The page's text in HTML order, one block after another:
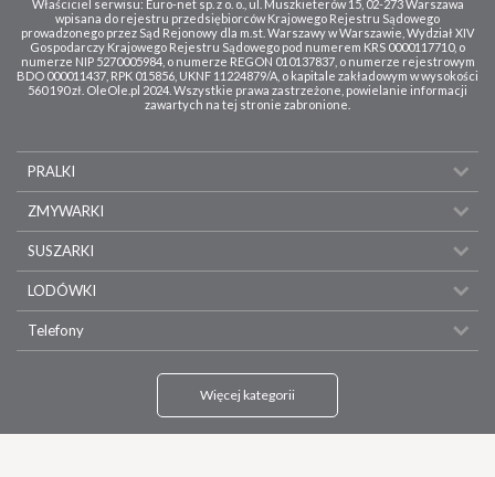
Właściciel serwisu: Euro-net sp. z o. o., ul. Muszkieterów 15, 02-273 Warszawa
wpisana do rejestru przedsiębiorców Krajowego Rejestru Sądowego
prowadzonego przez Sąd Rejonowy dla m.st. Warszawy w Warszawie, Wydział XIV
Gospodarczy Krajowego Rejestru Sądowego pod numerem KRS 0000117710, o
numerze NIP 5270005984, o numerze REGON 010137837, o numerze rejestrowym
BDO 000011437, RPK 015856, UKNF 11224879/A, o kapitale zakładowym w wysokości
560 190 zł. OleOle.pl 2024. Wszystkie prawa zastrzeżone, powielanie informacji
zawartych na tej stronie zabronione.
PRALKI
ZMYWARKI
SUSZARKI
LODÓWKI
Telefony
Więcej kategorii